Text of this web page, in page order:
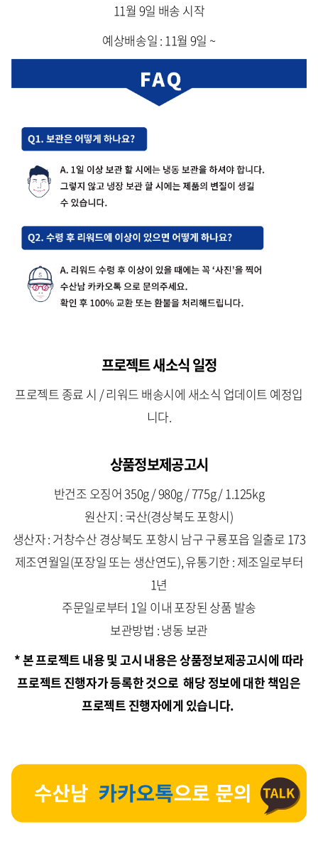
11월 9일 배송 시작
예상배송일 : 11월 9일 ~
프로젝트 새소식 일정
프로젝트 종료 시 / 리워드 배송시에 새소식 업데이트 예정입
니다.
상품정보제공고시
반건조 오징어 350g / 980g / 775g / 1.125kg
원산지 : 국산(경상북도 포항시)
생산자 : 거창수산 경상북도 포항시 남구 구룡포읍 일출로 173
제조연월일(포장일 또는 생산연도), 유통기한 : 제조일로부터
1년
주문일로부터 1일 이내 포장된 상품 발송
보관방법 : 냉동 보관
* 본 프로젝트 내용 및 고시 내용은 상품정보제공고시에 따라
프로젝트 진행자가 등록한 것으로 해당 정보에 대한 책임은
프로젝트 진행자에게 있습니다.